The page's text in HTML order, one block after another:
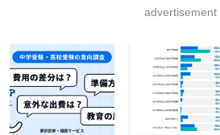
advertisement